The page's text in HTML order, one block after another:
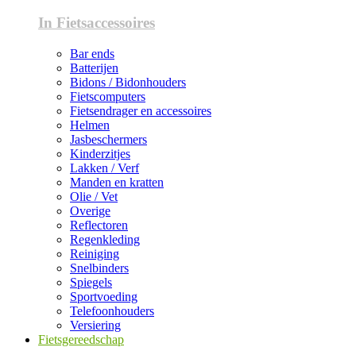
In Fietsaccessoires
Bar ends
Batterijen
Bidons / Bidonhouders
Fietscomputers
Fietsendrager en accessoires
Helmen
Jasbeschermers
Kinderzitjes
Lakken / Verf
Manden en kratten
Olie / Vet
Overige
Reflectoren
Regenkleding
Reiniging
Snelbinders
Spiegels
Sportvoeding
Telefoonhouders
Versiering
Fietsgereedschap